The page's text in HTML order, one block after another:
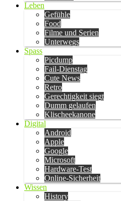
Leben
Gefühle
Food
Filme und Serien
Unterwegs
Spass
Picdump
Fail-Dienstag
Cute News
Retro
Gerechtigkeit siegt
Dumm gelaufen
Klischeekanone
Digital
Android
Apple
Google
Microsoft
Hardware-Test
Online-Sicherheit
Wissen
History